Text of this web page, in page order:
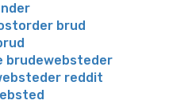
brud
brudewebsteder
reddit